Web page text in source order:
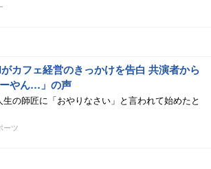
カフェ経営のきっかけを告白 共演者から
ーやん…」の声
生の師匠に「おやりなさい」と言われて始めたと
ーツ